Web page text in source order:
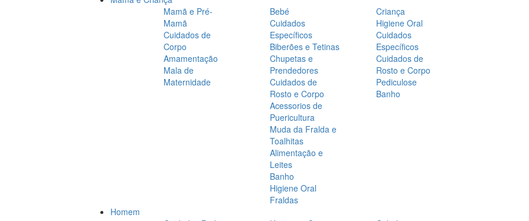
Mamã e Pré-
Mamã
Cuidados de
Corpo
Amamentação
Mala de
Maternidade
Bebé
Cuidados
Específicos
Biberões e Tetinas
Chupetas e
Prendedores
Cuidados de
Rosto e Corpo
Acessorios de
Puericultura
Muda da Fralda e
Toalhitas
Alimentação e
Leites
Banho
Higiene Oral
Fraldas
Criança
Higiene Oral
Cuidados
Específicos
Cuidados de
Rosto e Corpo
Pediculose
Banho
Homem